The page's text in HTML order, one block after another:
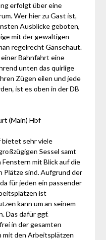
erfolgt über eine
Wer hier zu Gast ist,
Ausblicke geboten,
mit der gewaltigen
regelrecht Gänsehaut.
Bahnfahrt eine
unten das quirlige
Zügen eilen und jede
ist es oben in der DB
bietet sehr viele
Sessel samt
mit Blick auf die
Plätze sind. Aufgrund der
für jeden ein passender
ist
kann um an seinem
Das dafür ggf.
in der gesamten
mit den Arbeitsplätzen